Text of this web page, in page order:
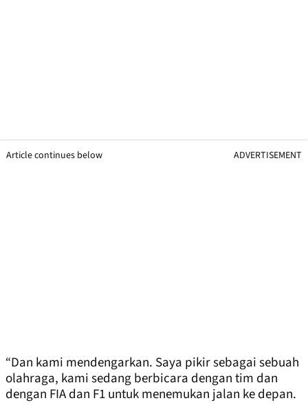
Article continues below ADVERTISEMENT
“Dan kami mendengarkan. Saya pikir sebagai sebuah
olahraga, kami sedang berbicara dengan tim dan
dengan FIA dan F1 untuk menemukan jalan ke depan.